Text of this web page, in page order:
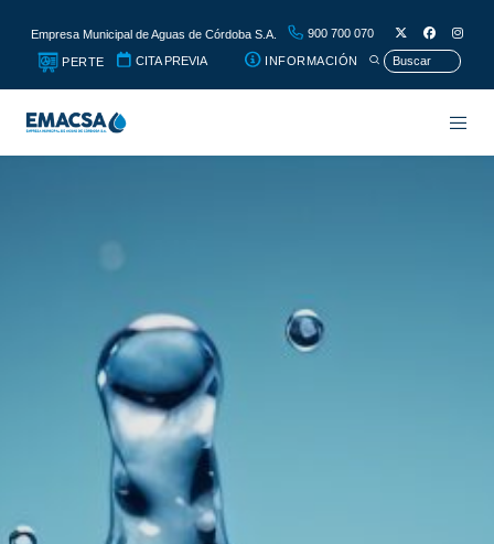
Empresa Municipal de Aguas de Córdoba S.A. 900 700 070
PERTE CITA PREVIA INFORMACIÓN